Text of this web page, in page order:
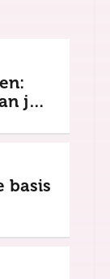
je
basis